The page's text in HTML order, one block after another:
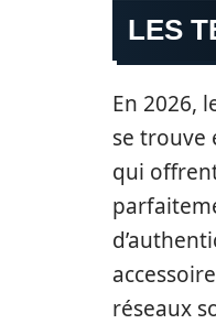
LES
En 2026,
se trouve
qui
réseaux